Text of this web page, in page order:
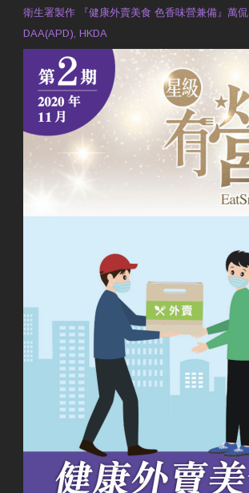
衛生署製作 『健康外賣美食 色香味營兼備』萬
DAA(APD), HKDA